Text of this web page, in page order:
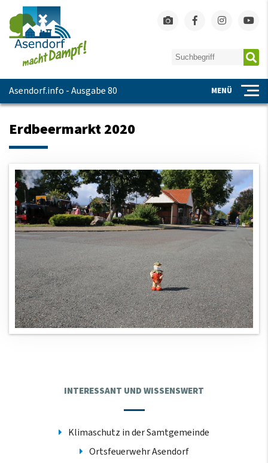
Asendorf.info - Ausgabe 80 MENÜ
Erdbeermarkt 2020
INTERESSANT UND WISSENSWERT
Klimaschutz in der Samtgemeinde
Ortsfeuerwehr Asendorf